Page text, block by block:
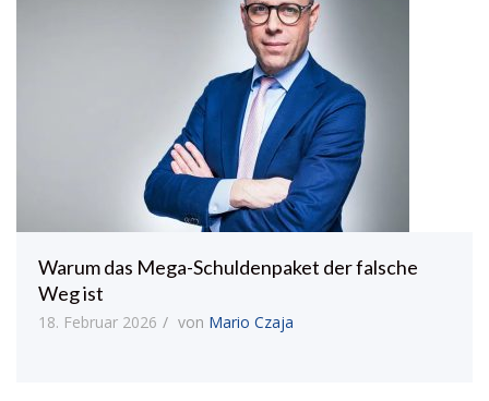
Warum das Mega-Schuldenpaket der falsche
Weg ist
18. Februar 2026 von Mario Czaja